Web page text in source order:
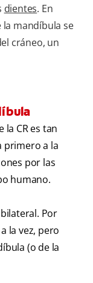
dientes. En
la mandíbula se
cráneo, un
CR es tan
primero a la
por las
humano.
Por
la vez, pero
(o de la